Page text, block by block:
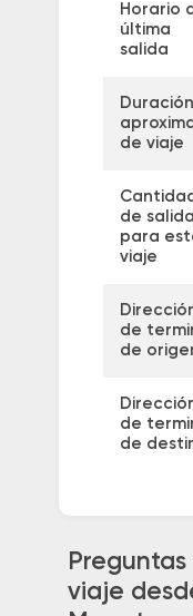
Horario
última
salida
Duración
de viaje
de
para
viaje
de
de
de
de
viaje